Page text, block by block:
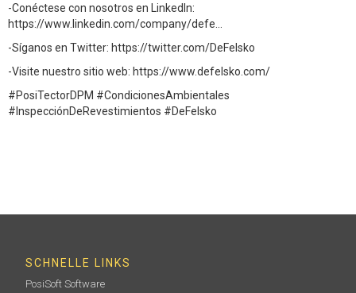
-Conéctese con nosotros en LinkedIn:
https://www.linkedin.com/company/defe...
-Síganos en Twitter: https://twitter.com/DeFelsko
-Visite nuestro sitio web: https://www.defelsko.com/
#PosiTectorDPM #CondicionesAmbientales
#InspecciónDeRevestimientos #DeFelsko
SCHNELLE LINKS
PosiSoft Software